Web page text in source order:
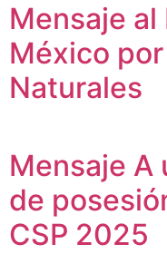
Mensaje al
México
Naturales
Mensaje A
de
CSP 2025